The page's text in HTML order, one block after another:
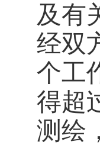
及有
经双
个工
得超
测绘